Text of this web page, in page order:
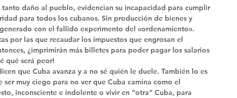
daño al pueblo, evidencian su incapacidad para cumplir
para todos los cubanos. Sin producción de bienes y
con el fallido experimento del «ordenamiento».
por las que recaudar los impuestos que engrosan el
¿imprimirán más billetes para poder pagar los salarios
qué será peor!
que Cuba avanza y a no sé quién le duele. También lo es
muy ciego para no ver que Cuba camina como el
inconsciente e indolente o vivir en “otra” Cuba, para